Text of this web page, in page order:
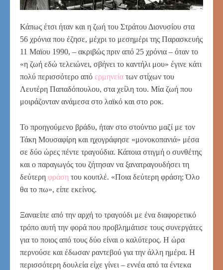
Κάπως έτσι ήταν και η ζωή του Στράτου Διονυσίου στα
56 χρόνια που έζησε, μέχρι το μεσημέρι της Παρασκευής
11 Μαϊου 1990, – ακριβώς πριν από 25 χρόνια – όταν το
«η ζωή εδώ τελειώνει, σβήνει το καντήλι μου» έγινε κάτι
πολύ περισσότερο από ερμηνεία των στίχων του
Λευτέρη Παπαδόπουλου, στα χείλη του. Μία ζωή που
μοιράζονταν ανάμεσα στο λαϊκό και στο ροκ.
Το προηγούμενο βράδυ, ήταν στο στούντιο μαζί με τον
Τάκη Μουσαφίρη και ηχογράφησε «μονοκοπανιά» μέσα
σε δύο ώρες πέντε τραγούδια. Κάποια στιγμή ο συνθέτης
και ο παραγωγός του ζήτησαν να ξανατραγουδήσει τη
δεύτερη φράση του κουπλέ. «Ποια δεύτερη φράση; Όλο
θα το πω», είπε εκείνος.
Ξαναείπε από την αρχή το τραγούδι με ένα διαφορετικό
τρόπο αυτή την φορά που προβλημάτισε τους συνεργάτες
για το ποιος από τους δύο είναι ο καλύτερος. Η ώρα
περνούσε και έδωσαν ραντεβού για την άλλη ημέρα. Η
περισσότερη δουλεία είχε γίνει – εννέα από τα έντεκα